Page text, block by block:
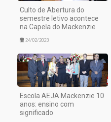
Culto de Abertura do
semestre letivo acontece
na Capela do Mackenzie
24/02/2023
Escola AEJA Mackenzie 10
anos: ensino com
significado